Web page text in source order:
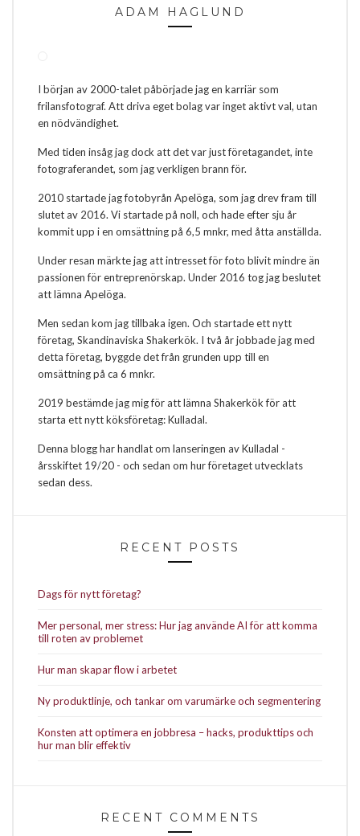
ADAM HAGLUND
I början av 2000-talet påbörjade jag en karriär som
frilansfotograf. Att driva eget bolag var inget aktivt val, utan
en nödvändighet.
Med tiden insåg jag dock att det var just företagandet, inte
fotograferandet, som jag verkligen brann för.
2010 startade jag fotobyrån Apelöga, som jag drev fram till
slutet av 2016. Vi startade på noll, och hade efter sju år
kommit upp i en omsättning på 6,5 mnkr, med åtta anställda.
Under resan märkte jag att intresset för foto blivit mindre än
passionen för entreprenörskap. Under 2016 tog jag beslutet
att lämna Apelöga.
Men sedan kom jag tillbaka igen. Och startade ett nytt
företag, Skandinaviska Shakerkök. I två år jobbade jag med
detta företag, byggde det från grunden upp till en
omsättning på ca 6 mnkr.
2019 bestämde jag mig för att lämna Shakerkök för att
starta ett nytt köksföretag: Kulladal.
Denna blogg har handlat om lanseringen av Kulladal -
årsskiftet 19/20 - och sedan om hur företaget utvecklats
sedan dess.
RECENT POSTS
Dags för nytt företag?
Mer personal, mer stress: Hur jag använde AI för att komma
till roten av problemet
Hur man skapar flow i arbetet
Ny produktlinje, och tankar om varumärke och segmentering
Konsten att optimera en jobbresa – hacks, produkttips och
hur man blir effektiv
RECENT COMMENTS